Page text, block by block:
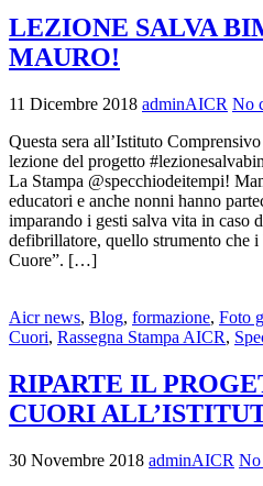
LEZIONE SALVA
MAURO!
11 Dicembre 2018 adminAICR No
Questa sera all’Istituto
lezione del progetto
La Stampa @specchiodeitempi!
educatori e anche nonni hanno
imparando i gesti salva vita in caso
defibrillatore, quello strumento che
Cuore”. […]
Aicr news, Blog, formazione, Foto
Cuori, Rassegna Stampa AICR,
RIPARTE IL
CUORI
30 Novembre 2018 adminAICR No